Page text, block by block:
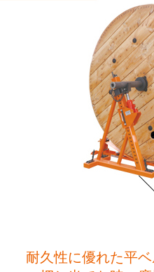
耐久性に優れた平